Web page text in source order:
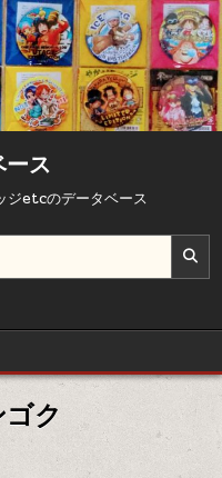
ス
ジetcのデータベース
ク